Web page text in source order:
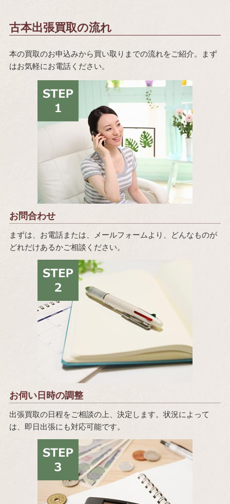
古本出張買取の流れ
本の買取のお申込みから買い取りまでの流れをご紹介。まず
はお気軽にお電話ください。
お問合わせ
まずは、お電話または、メールフォームより、どんなものが
どれだけあるかご相談ください。
お伺い日時の調整
出張買取の日程をご相談の上、決定します。状況によって
は、即日出張にも対応可能です。